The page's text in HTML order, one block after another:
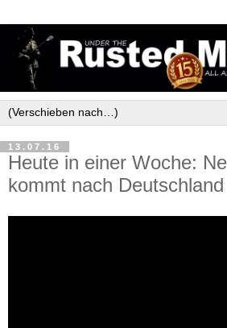
13.07.16
Heute in einer Woche:
kommt nach Deutschland